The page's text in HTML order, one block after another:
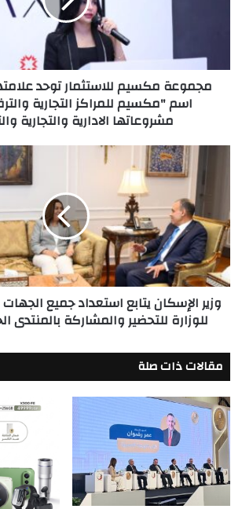
"مكسيم
للمراكز
مشروعاتها
والتجارية
والترفيهية
مجموعة مكسيم للاستثمار توحد
اسم "مكسيم للمراكز التجارية
مشروعاتها الادارية والتجارية
الإسكان
جميع
الجهات
والهيئات
التابعة
للوزارة
للتحضير
والمشاركة
الحضرى
العالمى
وزير الإسكان يتابع استعداد جميع الجهات
للوزارة للتحضير والمشاركة بالمنتدى
مقالات ذات صلة